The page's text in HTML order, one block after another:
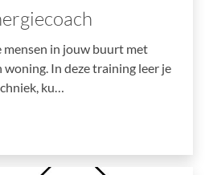
mensen in jouw buurt met
In deze training leer je
ku…